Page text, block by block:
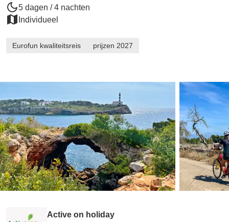
5 dagen / 4 nachten
Individueel
Eurofun kwaliteitsreis prijzen 2027
Active on holiday